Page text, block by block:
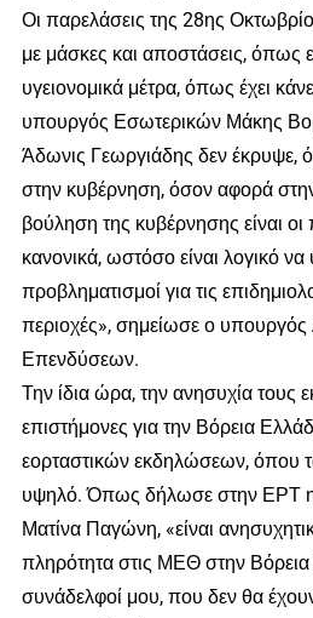
Οι παρελάσεις της 28ης
με μάσκες και αποστάσεις, όπως
υγειονομικά μέτρα, όπως έχει
υπουργός Εσωτερικών Μάκης
Άδωνις Γεωργιάδης δεν έκρυψε,
στην κυβέρνηση, όσον αφορά
βούληση της κυβέρνησης είναι οι
κανονικά, ωστόσο είναι λογικό
προβληματισμοί για τις
περιοχές», σημείωσε ο υπουργός
Επενδύσεων.
Την ίδια ώρα, την ανησυχία τους
επιστήμονες για την Βόρεια
εορταστικών εκδηλώσεων, όπου
υψηλό. Όπως δήλωσε στην ΕΡΤ
Ματίνα Παγώνη, «είναι
πληρότητα στις ΜΕΘ στην
συνάδελφοί μου, που δεν θα